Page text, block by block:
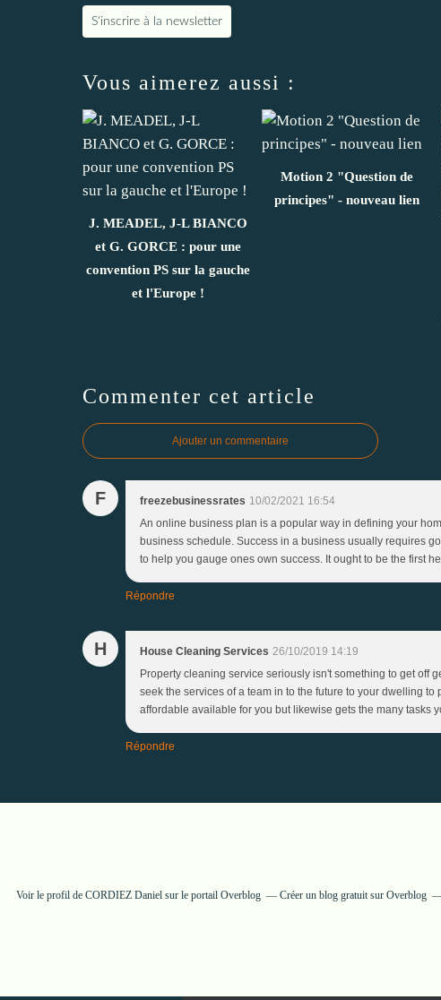
S'inscrire à la newsletter
Vous aimerez aussi :
J. MEADEL, J-L BIANCO
et G. GORCE : pour une
convention PS sur la gauche
et l'Europe !
Motion 2 "Question de
principes" - nouveau lien
Commenter cet article
Ajouter un commentaire
F freezebusinessrates 10/02/2021 16:54
An online business plan is a popular way in defining your
business schedule. Success in a business usually requires
to help you gauge ones own success. It ought to be the first
Répondre
H House Cleaning Services 26/10/2019 14:19
Property cleaning service seriously isn't something to get off
seek the services of a team in to the future to your dwelling
affordable available for you but likewise gets the many tasks
Répondre
Voir le profil de CORDIEZ Danielsur le portail Overblog Créer un blog gratuit sur Overblog